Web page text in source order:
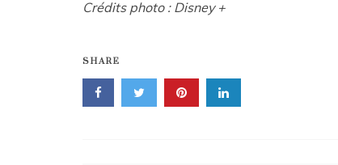
Crédits photo : Disney +
SHARE